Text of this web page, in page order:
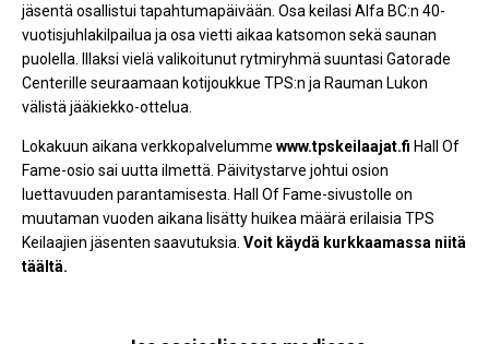
jäsentä osallistui tapahtumapäivään. Osa keilasi Alfa BC:n 40-
vuotisjuhlakilpailua ja osa vietti aikaa katsomon sekä saunan
puolella. Illaksi vielä valikoitunut rytmiryhmä suuntasi Gatorade
Centerille seuraamaan kotijoukkue TPS:n ja Rauman Lukon
välistä jääkiekko-ottelua.
Lokakuun aikana verkkopalvelumme www.tpskeilaajat.fi Hall Of
Fame-osio sai uutta ilmettä. Päivitystarve johtui osion
luettavuuden parantamisesta. Hall Of Fame-sivustolle on
muutaman vuoden aikana lisätty huikea määrä erilaisia TPS
Keilaajien jäsenten saavutuksia. Voit käydä kurkkaamassa niitä
täältä.